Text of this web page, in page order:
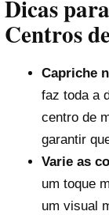
Dicas
Centros
Capriche
faz toda a
centro de
garantir
Varie as
um toque
um visual